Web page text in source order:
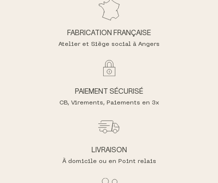
FABRICATION FRANÇAISE
Atelier et Siège social à Angers
PAIEMENT SÉCURISÉ
CB, Virements, Paiements en 3x
LIVRAISON
À domicile ou en Point relais